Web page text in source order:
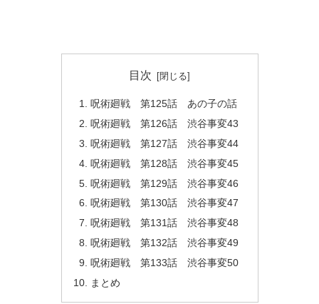
目次
呪術廻戦 第125話 あの子の話
呪術廻戦 第126話 渋谷事変43
呪術廻戦 第127話 渋谷事変44
呪術廻戦 第128話 渋谷事変45
呪術廻戦 第129話 渋谷事変46
呪術廻戦 第130話 渋谷事変47
呪術廻戦 第131話 渋谷事変48
呪術廻戦 第132話 渋谷事変49
呪術廻戦 第133話 渋谷事変50
まとめ